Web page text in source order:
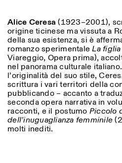
Alice Ceresa (1923–2001),
origine ticinese ma vissuta a
della sua esistenza, si è
romanzo sperimentaleLa
Viareggio, Opera prima),
nel panorama culturale
l’originalità del suo stile,
scrittura i vari territori della
pubblicando – accanto a
seconda opera narrativa in
racconti, e il postumo Piccolo
dell’inuguaglianza femminile
molti inediti.